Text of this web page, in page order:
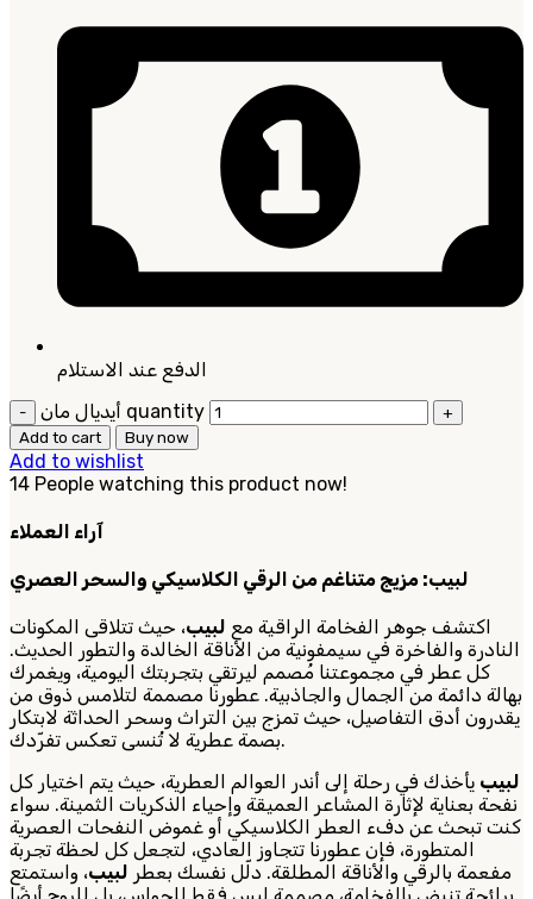
الدفع عند الاستلام
أيديال مان quantity
Add to cart Buy now
Add to wishlist
14 People watching this product now!
آراء العملاء
لبيب: مزيج متناغم من الرقي الكلاسيكي والسحر العصري
اكتشف جوهر الفخامة الراقية مع لبيب، حيث تتلاقى المكونات
النادرة والفاخرة في سيمفونية من الأناقة الخالدة والتطور الحديث.
كل عطر في مجموعتنا مُصمم ليرتقي بتجربتك اليومية، ويغمرك
بهالة دائمة من الجمال والجاذبية. عطورنا مصممة لتلامس ذوق من
يقدرون أدق التفاصيل، حيث تمزج بين التراث وسحر الحداثة لابتكار
بصمة عطرية لا تُنسى تعكس تفرّدك.
لبيب يأخذك في رحلة إلى أندر العوالم العطرية، حيث يتم اختيار كل
نفحة بعناية لإثارة المشاعر العميقة وإحياء الذكريات الثمينة. سواء
كنت تبحث عن دفء العطر الكلاسيكي أو غموض النفحات العصرية
المتطورة، فإن عطورنا تتجاوز العادي، لتجعل كل لحظة تجربة
مفعمة بالرقي والأناقة المطلقة. دلّل نفسك بعطر لبيب، واستمتع